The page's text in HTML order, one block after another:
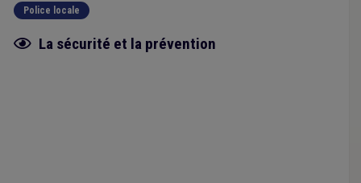
Police locale
Fiche focus
La sécurité et la prévention